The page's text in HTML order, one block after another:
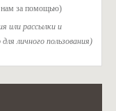
нам за помощью)
или рассылки и
личного пользования)